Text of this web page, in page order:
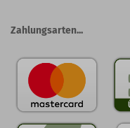
Zahlungsarten...